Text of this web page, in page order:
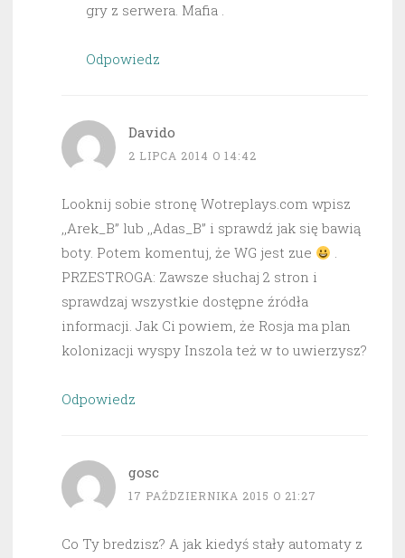
gry z serwera. Mafia .
Odpowiedz
Davido
2 LIPCA 2014 O 14:42
Looknij sobie stronę Wotreplays.com wpisz
,,Arek_B” lub ,,Adas_B” i sprawdź jak się bawią
boty. Potem komentuj, że WG jest zue
.
PRZESTROGA: Zawsze słuchaj 2 stron i
sprawdzaj wszystkie dostępne źródła
informacji. Jak Ci powiem, że Rosja ma plan
kolonizacji wyspy Inszola też w to uwierzysz?
Odpowiedz
gosc
17 PAŹDZIERNIKA 2015 O 21:27
Co Ty bredzisz? A jak kiedyś stały automaty z